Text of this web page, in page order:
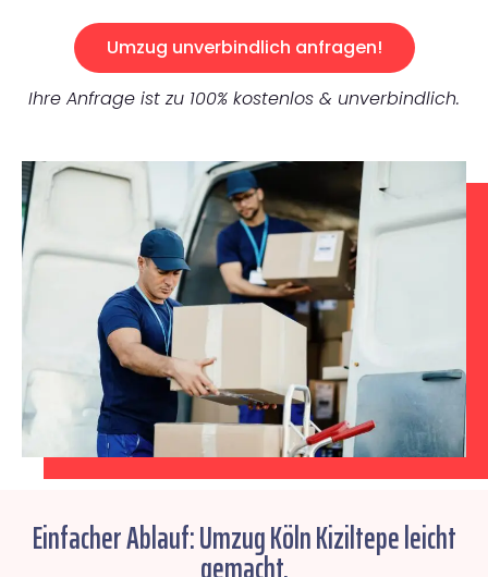
Umzug unverbindlich anfragen!
Ihre Anfrage ist zu 100% kostenlos & unverbindlich.
Einfacher Ablauf: Umzug Köln Kiziltepe leicht